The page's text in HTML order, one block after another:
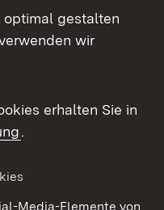
optimal gestalten
wir
erhalten Sie in
.
Media-Elemente von